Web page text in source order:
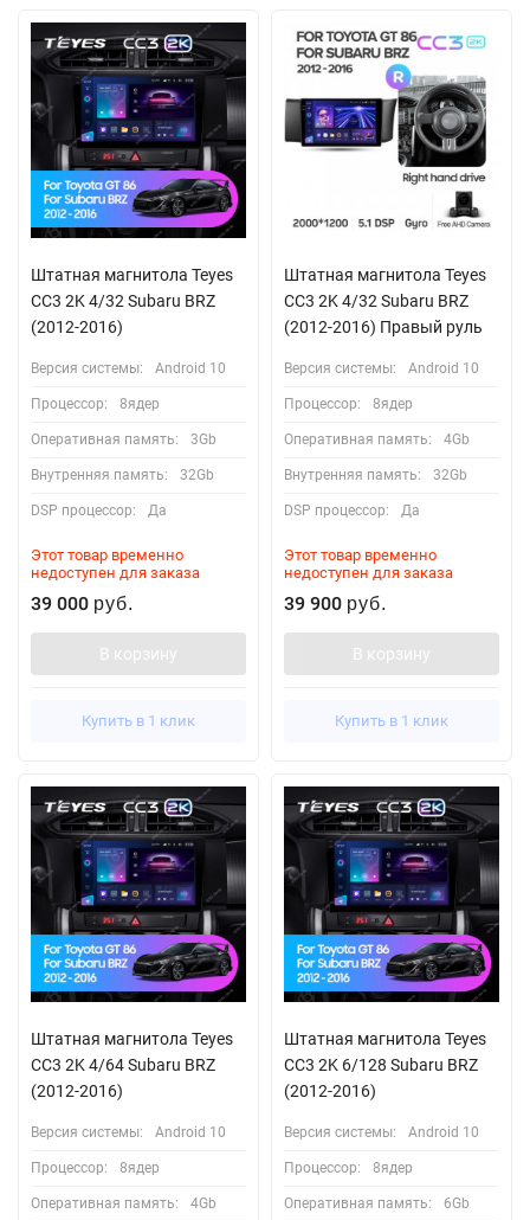
Штатная магнитола Teyes
CC3 2K 4/32 Subaru BRZ
(2012-2016)
Версия системы: Android 10
Процессор: 8ядер
Оперативная память: 3Gb
Внутренняя память: 32Gb
DSP процессор: Да
Этот товар временно
недоступен для заказа
39 000 руб.
В корзину
Купить в 1 клик
Штатная магнитола Teyes
CC3 2K 4/32 Subaru BRZ
(2012-2016) Правый руль
Версия системы: Android 10
Процессор: 8ядер
Оперативная память: 4Gb
Внутренняя память: 32Gb
DSP процессор: Да
Этот товар временно
недоступен для заказа
39 900 руб.
В корзину
Купить в 1 клик
Штатная магнитола Teyes
CC3 2K 4/64 Subaru BRZ
(2012-2016)
Версия системы: Android 10
Процессор: 8ядер
Оперативная память: 4Gb
Штатная магнитола Teyes
CC3 2K 6/128 Subaru BRZ
(2012-2016)
Версия системы: Android 10
Процессор: 8ядер
Оперативная память: 6Gb